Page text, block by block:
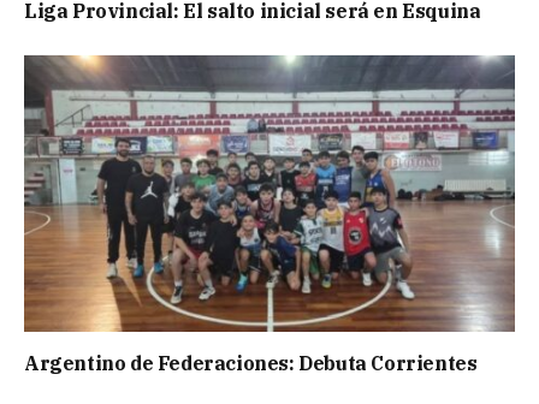
Liga Provincial: El salto inicial será en Esquina
Argentino de Federaciones: Debuta Corrientes